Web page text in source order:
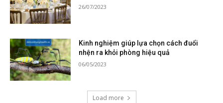
26/07/2023
Kinh nghiệm giúp lựa chọn cách đuổi
nhện ra khỏi phòng hiệu quả
06/05/2023
Load more